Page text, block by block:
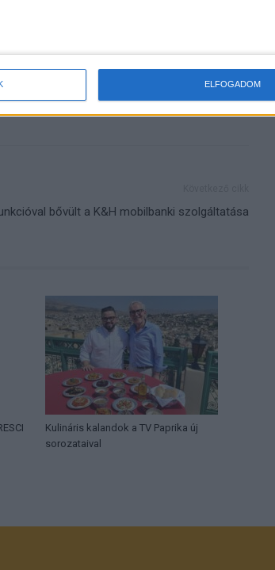
ELFOGADOM
bővült a K&H mobilbanki szolgáltatása
Kulináris kalandok a TV Paprika új
sorozataival